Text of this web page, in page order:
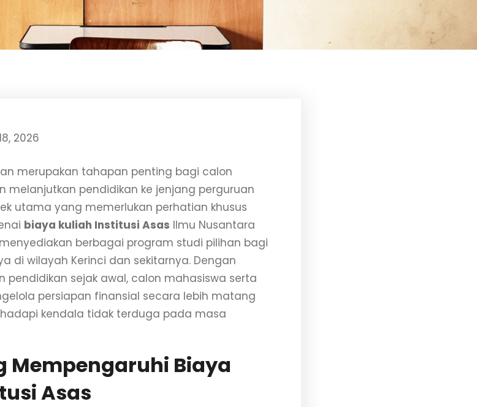
2026
merupakan tahapan penting bagi calon
melanjutkan pendidikan ke jenjang perguruan
utama yang memerlukan perhatian khusus
biaya kuliah Institusi Asas Ilmu Nusantara
berbagai program studi pilihan bagi
di wilayah Kerinci dan sekitarnya. Dengan
sejak awal, calon mahasiswa serta
persiapan finansial secara lebih matang
kendala tidak terduga pada masa
Mempengaruhi Biaya
Asas